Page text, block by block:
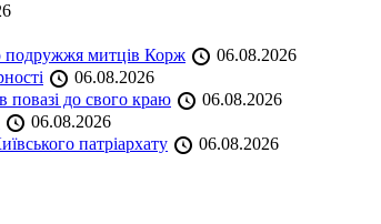
подружжя митців Корж
06.08.2026
06.08.2026
повазі до свого краю
06.08.2026
06.08.2026
патріархату
06.08.2026